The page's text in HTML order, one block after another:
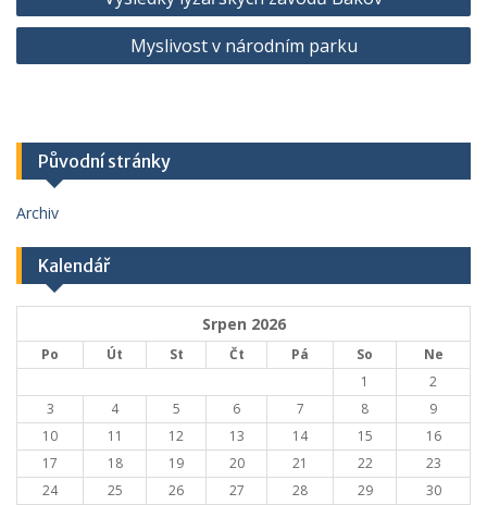
pro
Myslivost v národním parku
Původní stránky
Archiv
Kalendář
Srpen 2026
Po Út St Čt Pá So
Ne
1
2
3
4 5 6 7 8
9
10
11 12 13 14 15
16
17
18 19 20 21 22
23
24
25 26 27 28 29
30